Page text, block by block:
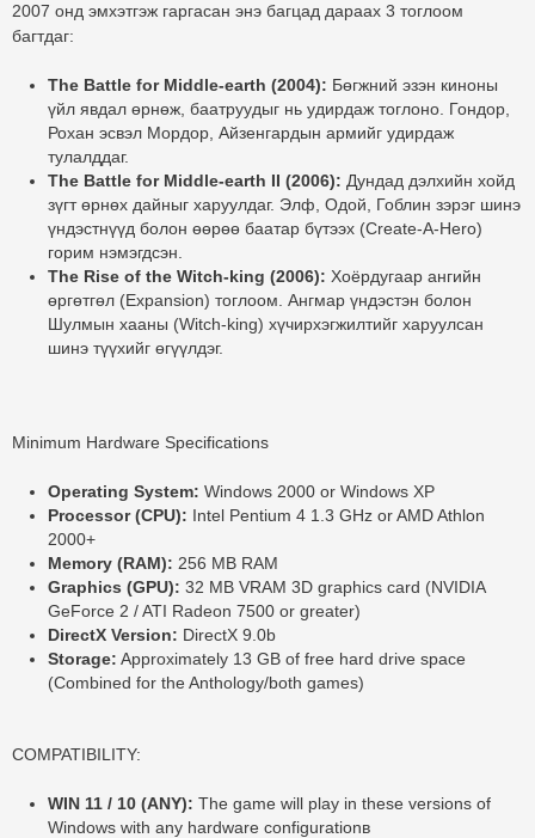
2007 онд эмхэтгэж гаргасан энэ багцад дараах 3 тоглоом
багтдаг:
The Battle for Middle-earth (2004): Бөгжний эзэн киноны
үйл явдал өрнөж, баатруудыг нь удирдаж тоглоно. Гондор,
Рохан эсвэл Мордор, Айзенгардын армийг удирдаж
тулалддаг.
The Battle for Middle-earth II (2006): Дундад дэлхийн хойд
зүгт өрнөх дайныг харуулдаг. Элф, Одой, Гоблин зэрэг шинэ
үндэстнүүд болон өөрөө баатар бүтээх (Create-A-Hero)
горим нэмэгдсэн.
The Rise of the Witch-king (2006): Хоёрдугаар ангийн
өргөтгөл (Expansion) тоглоом. Ангмар үндэстэн болон
Шулмын хааны (Witch-king) хүчирхэгжилтийг харуулсан
шинэ түүхийг өгүүлдэг.
Minimum Hardware Specifications
Operating System: Windows 2000 or Windows XP
Processor (CPU): Intel Pentium 4 1.3 GHz or AMD Athlon
2000+
Memory (RAM): 256 MB RAM
Graphics (GPU): 32 MB VRAM 3D graphics card (NVIDIA
GeForce 2 / ATI Radeon 7500 or greater)
DirectX Version: DirectX 9.0b
Storage: Approximately 13 GB of free hard drive space
(Combined for the Anthology/both games)
COMPATIBILITY:
WIN 11 / 10 (ANY): The game will play in these versions of
Windows with any hardware configurationв